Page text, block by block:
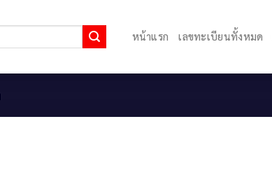
หน้าแรก เลขทะเบียนทั้งหมด